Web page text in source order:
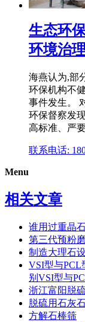
生态环
环境治
海燕认为,部
环保机构不
事件发生。
环保督察发
高标准、严
联系电话:
Menu
相关文章
谁用过重晶
第三代预粉
制造大理石
VSI型与PCL
别VSI型与
浙江富阳脱
脱硫用石灰
方解石棒筛